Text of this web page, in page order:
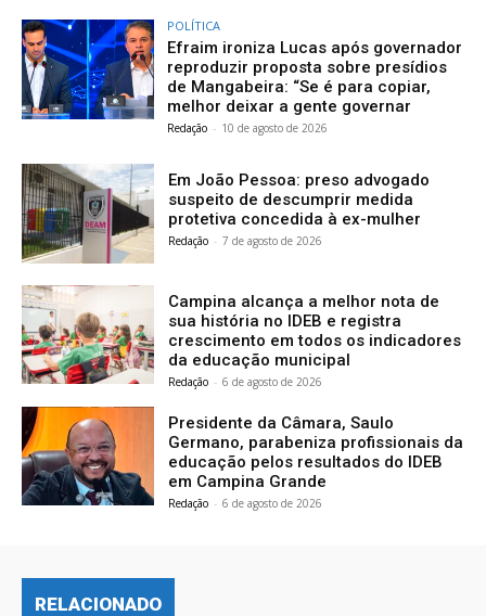
POLÍTICA
Efraim ironiza Lucas após governador
reproduzir proposta sobre presídios
de Mangabeira: “Se é para copiar,
melhor deixar a gente governar
Redação - 10 de agosto de 2026
Em João Pessoa: preso advogado
suspeito de descumprir medida
protetiva concedida à ex-mulher
Redação - 7 de agosto de 2026
Campina alcança a melhor nota de
sua história no IDEB e registra
crescimento em todos os indicadores
da educação municipal
Redação - 6 de agosto de 2026
Presidente da Câmara, Saulo
Germano, parabeniza profissionais da
educação pelos resultados do IDEB
em Campina Grande
Redação - 6 de agosto de 2026
RELACIONADO